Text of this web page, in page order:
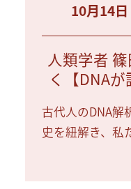
10月14
人類学者
く【DNAが
古代人のDNA解
史を紐解き、私